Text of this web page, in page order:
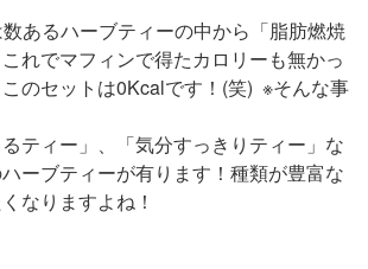
あるハーブティーの中から「脂肪燃焼
これでマフィンで得たカロリーも無かっ
のセットは0Kcalです！(笑) ※そんな事
ティー」、「気分すっきりティー」な
ーブティーが有ります！ 種類が豊富な
なりますよね！